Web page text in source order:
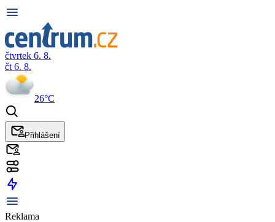
čtvrtek 6. 8.
čt 6. 8.
26°C
Přihlášení
Reklama